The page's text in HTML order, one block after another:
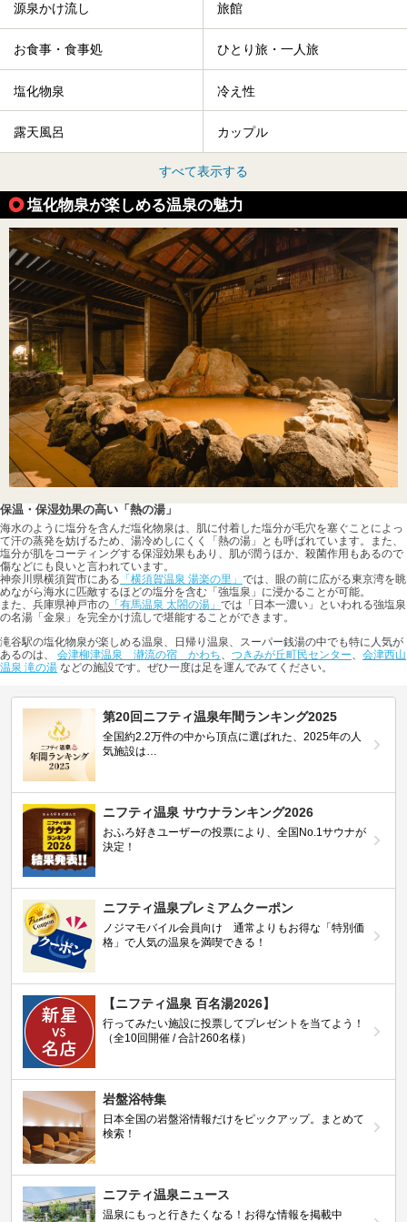
源泉かけ流し 旅館
お食事・食事処 ひとり旅・一人旅
塩化物泉 冷え性
露天風呂 カップル
すべて表示する
塩化物泉が楽しめる温泉の魅力
保温・保湿効果の高い「熱の湯」
海水のように塩分を含んだ塩化物泉は、肌に付着した塩分が毛穴を塞ぐことによっ
て汗の蒸発を妨げるため、湯冷めしにくく「熱の湯」とも呼ばれています。また、
塩分が肌をコーティングする保湿効果もあり、肌が潤うほか、殺菌作用もあるので
傷などにも良いと言われています。
神奈川県横須賀市にある 「横須賀温泉 湯楽の里」 では、眼の前に広がる東京湾を眺
めながら海水に匹敵するほどの塩分を含む「強塩泉」に浸かることが可能。
また、兵庫県神戸市の 「有馬温泉 太閤の湯」 では「日本一濃い」といわれる強塩泉
の名湯「金泉」を完全かけ流しで堪能することができます。
滝谷駅の塩化物泉が楽しめる温泉、日帰り温泉、スーパー銭湯の中でも特に人気が
あるのは、 会津柳津温泉 瀞流の宿 かわち つきみが丘町民センター
会津西山
温泉 滝の湯 などの施設です。ぜひ一度は足を運んでみてください。
第20回ニフティ温泉年間ランキング2025
全国約2.2万件の中から頂点に選ばれた、2025年の人
気施設は…
ニフティ温泉 サウナランキング2026
おふろ好きユーザーの投票により、全国No.1サウナが
決定！
ニフティ温泉プレミアムクーポン
ノジマモバイル会員向け 通常よりもお得な「特別価
格」で人気の温泉を満喫できる！
【ニフティ温泉 百名湯2026】
行ってみたい施設に投票してプレゼントを当てよう！
（全10回開催 / 合計260名様）
岩盤浴特集
日本全国の岩盤浴情報だけをピックアップ。まとめて
検索！
ニフティ温泉ニュース
温泉にもっと行きたくなる！お得な情報を掲載中